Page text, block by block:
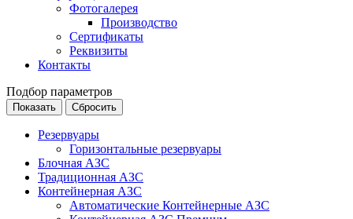
Фотогалерея
Производство
Сертификаты
Реквизиты
Контакты
Подбор параметров
Резервуары
Горизонтальные резервуары
Блочная АЗС
Традиционная АЗС
Контейнерная АЗС
Автоматические Контейнерные АЗС